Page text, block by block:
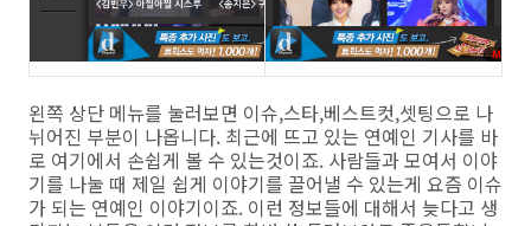
왼쪽 상단 메뉴를 눌러보면 이슈,스타,베스트컷,셋팅으로 나
뉘어진 부분이 나옵니다. 최근에 뜨고 있는 연예인 기사를 바
로 여기에서 손쉽게 볼 수 있는것이죠. 사람들과 모여서 이야
기를 나눌 때 제일 쉽게 이야기를 끌어낼 수 있는게 요즘 이슈
가 되는 연예인 이야기이죠. 이런 정보들에 대해서 늦다고 생